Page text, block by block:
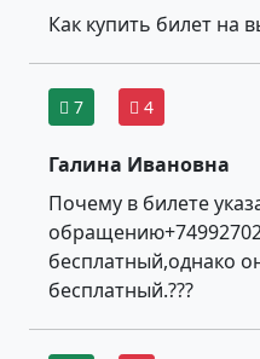
Как купить билет на
7 4
Галина Ивановна
Почему в билете
бесплатный,однако
бесплатный.???